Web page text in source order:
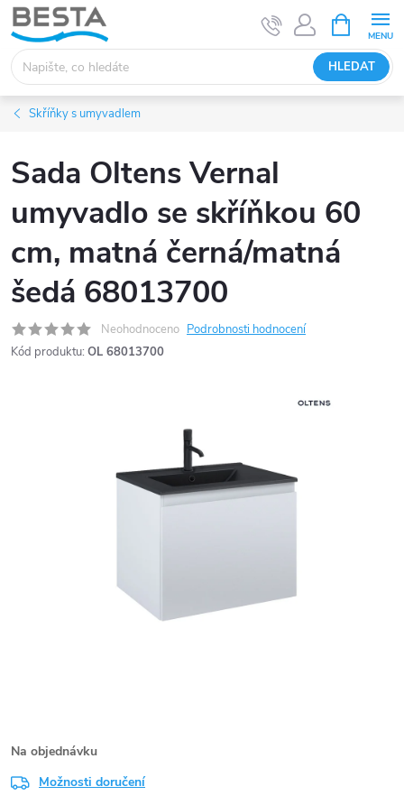
Přejít
na
obsah
HLEDAT
NÁKUPNÍ
KOŠÍK
Skříňky s umyvadlem
Sada Oltens Vernal
umyvadlo se skříňkou 60
cm, matná černá/matná
šedá 68013700
Neohodnoceno Podrobnosti hodnocení
Kód produktu: OL 68013700
Na objednávku
Možnosti doručení